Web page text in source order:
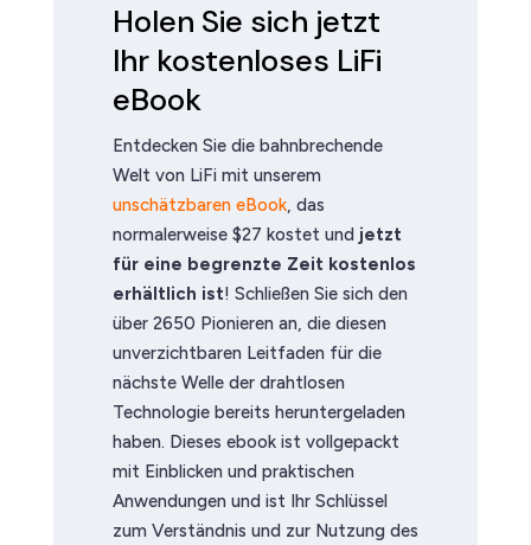
Holen Sie sich jetzt
Ihr kostenloses LiFi
eBook
Entdecken Sie die bahnbrechende
Welt von LiFi mit unserem
unschätzbaren eBook, das
normalerweise $27 kostet und jetzt
für eine begrenzte Zeit kostenlos
erhältlich ist! Schließen Sie sich den
über 2650 Pionieren an, die diesen
unverzichtbaren Leitfaden für die
nächste Welle der drahtlosen
Technologie bereits heruntergeladen
haben. Dieses ebook ist vollgepackt
mit Einblicken und praktischen
Anwendungen und ist Ihr Schlüssel
zum Verständnis und zur Nutzung des